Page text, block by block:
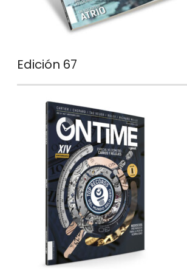
Edición 67